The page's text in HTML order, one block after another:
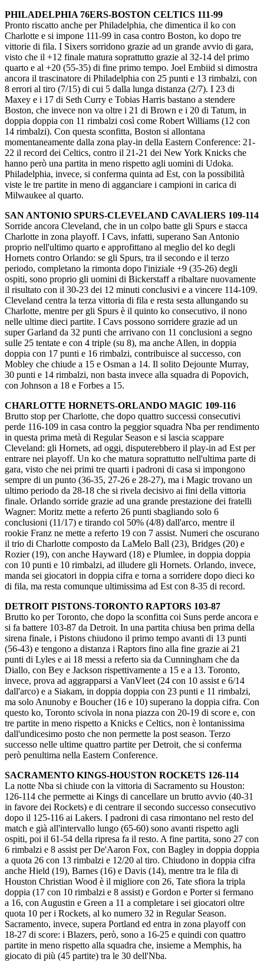
PHILADELPHIA 76ERS-BOSTON CELTICS 111-99
Pronto riscatto anche per Philadelphia, che dimentica il ko con
Charlotte e si impone 111-99 in casa contro Boston, ko dopo tre
vittorie di fila. I Sixers sorridono grazie ad un grande avvio di gara,
visto che il +12 finale matura soprattutto grazie al 32-14 del primo
quarto e al +20 (55-35) di fine primo tempo. Joel Embiid si dimostra
ancora il trascinatore di Philadelphia con 25 punti e 13 rimbalzi, con
8 errori al tiro (7/15) di cui 5 dalla lunga distanza (2/7). I 23 di
Maxey e i 17 di Seth Curry e Tobias Harris bastano a stendere
Boston, che invece non va oltre i 21 di Brown e i 20 di Tatum, in
doppia doppia con 11 rimbalzi così come Robert Williams (12 con
14 rimbalzi). Con questa sconfitta, Boston si allontana
momentaneamente dalla zona play-in della Eastern Conference: 21-
22 il record dei Celtics, contro il 21-21 dei New York Knicks che
hanno però una partita in meno rispetto agli uomini di Udoka.
Philadelphia, invece, si conferma quinta ad Est, con la possibilità
viste le tre partite in meno di agganciare i campioni in carica di
Milwaukee al quarto.
SAN ANTONIO SPURS-CLEVELAND CAVALIERS 109-114
Sorride ancora Cleveland, che in un colpo batte gli Spurs e stacca
Charlotte in zona playoff. I Cavs, infatti, superano San Antonio
proprio nell'ultimo quarto e approfittano al meglio del ko degli
Hornets contro Orlando: se gli Spurs, tra il secondo e il terzo
periodo, completano la rimonta dopo l'iniziale +9 (35-26) degli
ospiti, sono proprio gli uomini di Bickerstaff a ribaltare nuovamente
il risultato con il 30-23 dei 12 minuti conclusivi e a vincere 114-109.
Cleveland centra la terza vittoria di fila e resta sesta allungando su
Charlotte, mentre per gli Spurs è il quinto ko consecutivo, il nono
nelle ultime dieci partite. I Cavs possono sorridere grazie ad un
super Garland da 32 punti che arrivano con 11 conclusioni a segno
sulle 25 tentate e con 4 triple (su 8), ma anche Allen, in doppia
doppia con 17 punti e 16 rimbalzi, contribuisce al successo, con
Mobley che chiude a 15 e Osman a 14. Il solito Dejounte Murray,
30 punti e 14 rimbalzi, non basta invece alla squadra di Popovich,
con Johnson a 18 e Forbes a 15.
CHARLOTTE HORNETS-ORLANDO MAGIC 109-116
Brutto stop per Charlotte, che dopo quattro successi consecutivi
perde 116-109 in casa contro la peggior squadra Nba per rendimento
in questa prima metà di Regular Season e si lascia scappare
Cleveland: gli Hornets, ad oggi, disputerebbero il play-in ad Est per
entrare nei playoff. Un ko che matura soprattutto nell'ultima parte di
gara, visto che nei primi tre quarti i padroni di casa si impongono
sempre di un punto (36-35, 27-26 e 28-27), ma i Magic trovano un
ultimo periodo da 28-18 che si rivela decisivo ai fini della vittoria
finale. Orlando sorride grazie ad una grande prestazione dei fratelli
Wagner: Moritz mette a referto 26 punti sbagliando solo 6
conclusioni (11/17) e tirando col 50% (4/8) dall'arco, mentre il
rookie Franz ne mette a referto 19 con 7 assist. Numeri che oscurano
il trio di Charlotte composto da LaMelo Ball (23), Bridges (20) e
Rozier (19), con anche Hayward (18) e Plumlee, in doppia doppia
con 10 punti e 10 rimbalzi, ad illudere gli Hornets. Orlando, invece,
manda sei giocatori in doppia cifra e torna a sorridere dopo dieci ko
di fila, ma resta comunque ultimissima ad Est con 8-35 di record.
DETROIT PISTONS-TORONTO RAPTORS 103-87
Brutto ko per Toronto, che dopo la sconfitta coi Suns perde ancora e
si fa battere 103-87 da Detroit. In una partita chiusa ben prima della
sirena finale, i Pistons chiudono il primo tempo avanti di 13 punti
(56-43) e tengono a distanza i Raptors fino alla fine grazie ai 21
punti di Lyles e ai 18 messi a referto sia da Cunningham che da
Diallo, con Bey e Jackson rispettivamente a 15 e a 13. Toronto,
invece, prova ad aggrapparsi a VanVleet (24 con 10 assist e 6/14
dall'arco) e a Siakam, in doppia doppia con 23 punti e 11 rimbalzi,
ma solo Anunoby e Boucher (16 e 10) superano la doppia cifra. Con
questo ko, Toronto scivola in nona piazza con 20-19 di score e, con
tre partite in meno rispetto a Knicks e Celtics, non è lontanissima
dall'undicesimo posto che non permette la post season. Terzo
successo nelle ultime quattro partite per Detroit, che si conferma
però penultima nella Eastern Conference.
SACRAMENTO KINGS-HOUSTON ROCKETS 126-114
La notte Nba si chiude con la vittoria di Sacramento su Houston:
126-114 che permette ai Kings di cancellare un brutto avvio (40-31
in favore dei Rockets) e di centrare il secondo successo consecutivo
dopo il 125-116 ai Lakers. I padroni di casa rimontano nel resto del
match e già all'intervallo lungo (65-60) sono avanti rispetto agli
ospiti, poi il 61-54 della ripresa fa il resto. A fine partita, sono 27 con
6 rimbalzi e 8 assist per De'Aaron Fox, con Bagley in doppia doppia
a quota 26 con 13 rimbalzi e 12/20 al tiro. Chiudono in doppia cifra
anche Hield (19), Barnes (16) e Davis (14), mentre tra le fila di
Houston Christian Wood è il migliore con 26, Tate sfiora la tripla
doppia (17 con 10 rimbalzi e 8 assist) e Gordon e Porter si fermano
a 16, con Augustin e Green a 11 a completare i sei giocatori oltre
quota 10 per i Rockets, al ko numero 32 in Regular Season.
Sacramento, invece, supera Portland ed entra in zona playoff con
18-27 di score: i Blazers, però, sono a 16-25 e quindi con quattro
partite in meno rispetto alla squadra che, insieme a Memphis, ha
giocato di più (45 partite) tra le 30 dell'Nba.